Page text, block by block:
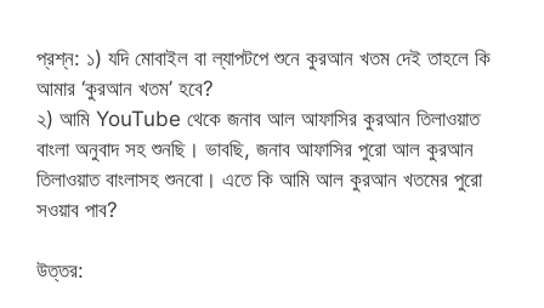
প্রশ্ন: ১) যদি মোবাইল বা ল্যাপটপে শুনে কুরআন খতম দেই তাহলে কি
আমার ‘কুরআন খতম’ হবে?
২) আমি YouTube থেকে জনাব আল আফাসির কুরআন তিলাওয়াত
বাংলা অনুবাদ সহ শুনছি। ভাবছি, জনাব আফাসির পুরো আল কুরআন
তিলাওয়াত বাংলাসহ শুনবো। এতে কি আমি আল কুরআন খতমের পুরো
সওয়াব পাব?
উত্তর: